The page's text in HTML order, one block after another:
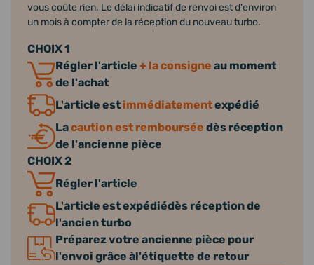
vous coûte rien. Le délai indicatif de renvoi est d'environ
un mois à compter de la réception du nouveau turbo.
CHOIX 1
Régler l'article + la consigne au moment
de l'achat
L'article est immédiatementexpédié
Lacaution est remboursée dès réception
de l'ancienne pièce
CHOIX 2
Régler l'article
L'article est expédiédès réception de
l'ancien turbo
Préparez votre ancienne pièce pour
l'envoi grâce àl'étiquette de retour